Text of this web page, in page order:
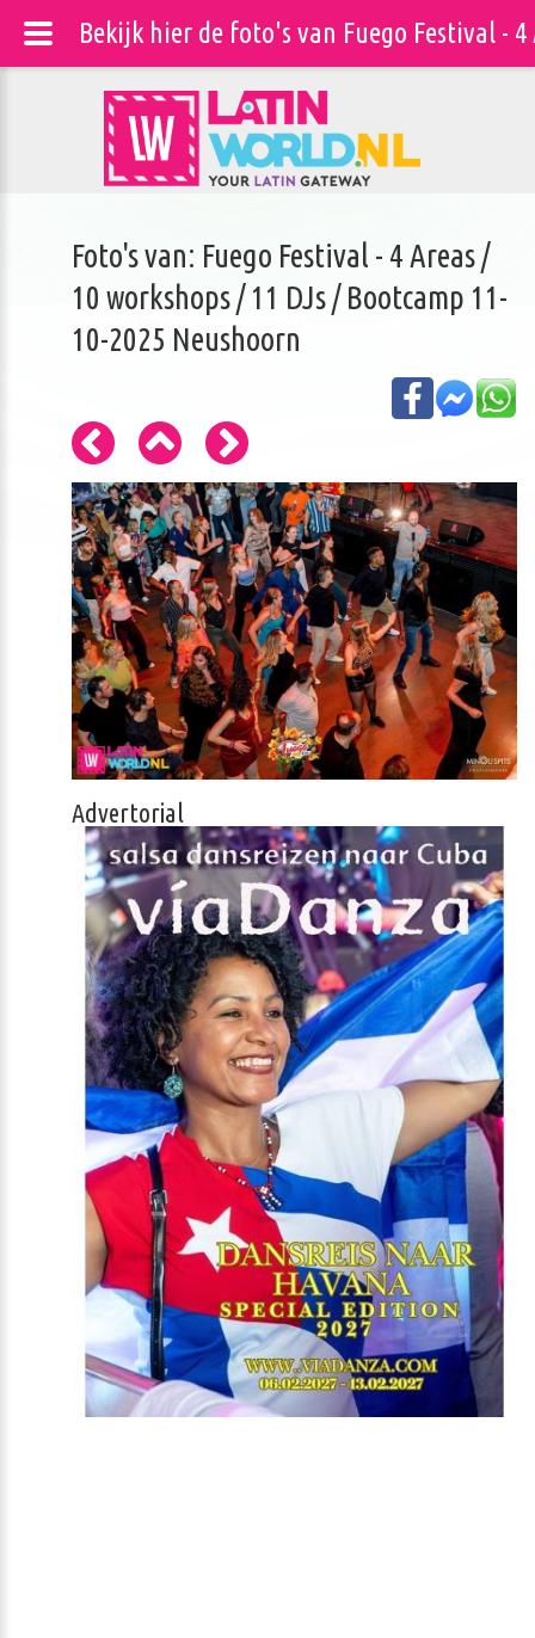
Foto's van: Fuego Festival - 4 Areas /
10 workshops / 11 DJs / Bootcamp 11-
10-2025 Neushoorn
Advertorial
Bekijk hier de foto's van Fuego Festival - 4